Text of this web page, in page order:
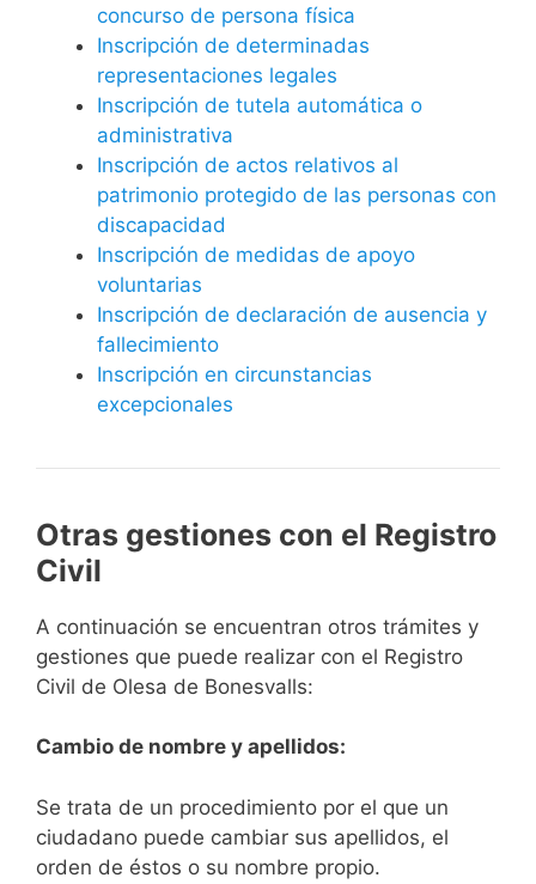
concurso de persona física
Inscripción de determinadas
representaciones legales
Inscripción de tutela automática o
administrativa
Inscripción de actos relativos al
patrimonio protegido de las personas con
discapacidad
Inscripción de medidas de apoyo
voluntarias
Inscripción de declaración de ausencia y
fallecimiento
Inscripción en circunstancias
excepcionales
Otras gestiones con el Registro
Civil
A continuación se encuentran otros trámites y
gestiones que puede realizar con el Registro
Civil de Olesa de Bonesvalls:
Cambio de nombre y apellidos:
Se trata de un procedimiento por el que un
ciudadano puede cambiar sus apellidos, el
orden de éstos o su nombre propio.